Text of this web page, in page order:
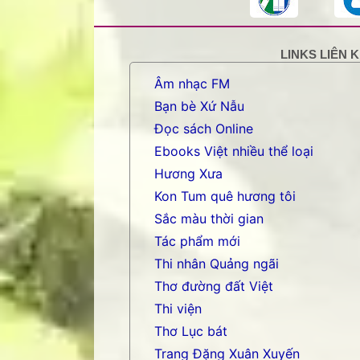
LINKS LIÊN
Âm nhạc FM
Bạn bè Xứ Nẫu
Đọc sách Online
Ebooks Việt nhiều thể loại
Hương Xưa
Kon Tum quê hương tôi
Sắc màu thời gian
Tác phẩm mới
Thi nhân Quảng ngãi
Thơ đường đất Việt
Thi viện
Thơ Lục bát
Trang Đặng Xuân Xuyến